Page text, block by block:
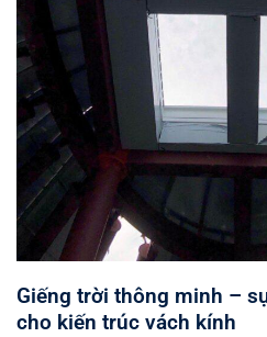
Giếng trời thông minh –
cho kiến trúc vách kính